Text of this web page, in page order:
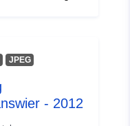
pr. akvatisk
dækning.
der oplysninger fra
JPEG
- 2012